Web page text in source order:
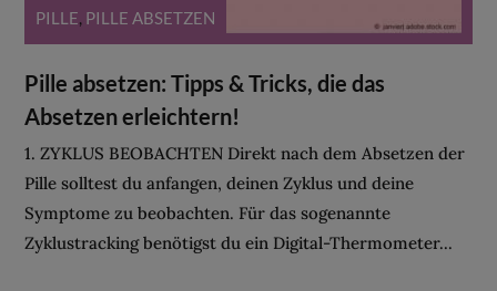
PILLE, PILLE ABSETZEN
Pille absetzen: Tipps & Tricks, die das
Absetzen erleichtern!
1. ZYKLUS BEOBACHTEN Direkt nach dem Absetzen der
Pille solltest du anfangen, deinen Zyklus und deine
Symptome zu beobachten. Für das sogenannte
Zyklustracking benötigst du ein Digital-Thermometer...